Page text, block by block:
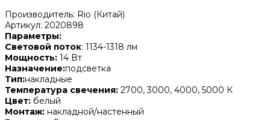
Производитель: Rio (Китай)
Артикул: 2020898
Параметры:
Световой поток: 1134-1318 лм
Мощность: 14 Вт
Назначение:подсветка
Тип:накладные
Температура свечения: 2700, 3000, 4000, 5000 К
Цвет: белый
Монтаж: накладной/настенный